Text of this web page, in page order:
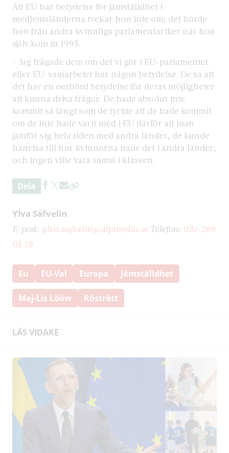
Att EU har betydelse för jämställdhet i
medlemsländerna tvekar hon inte om; det hörde
hon från andra kvinnliga parlamentariker när hon
själv kom in 1995.
– Jag frågade dem om det vi gör i EU-parlamentet
eller EU-samarbetet har någon betydelse. De sa att
det har en oerhörd betydelse för deras möjligheter
att kunna driva frågor. De hade absolut inte
kommit så långt som de tyckte att de hade kommit
om de inte hade varit med i EU därför att man
jämför sig hela tiden med andra länder, de kunde
hänvisa till hur kvinnorna hade det i andra länder,
och ingen ville vara sämst i klassen.
Dela
Ylva Säfvelin
E-post: ylva.safvelin@aipmedia.seTelefon: 070-269
05 78
Eu EU-Val Europa Jämställdhet
Maj-Lis Lööw Rösträtt
LÄS VIDARE